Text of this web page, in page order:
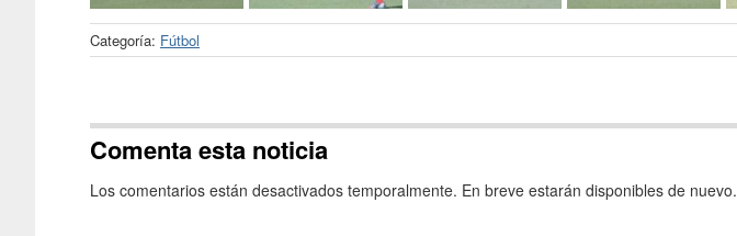
Categoría: Fútbol
Comenta esta noticia
Los comentarios están desactivados temporalmente. En breve estarán disponibles de nuevo.